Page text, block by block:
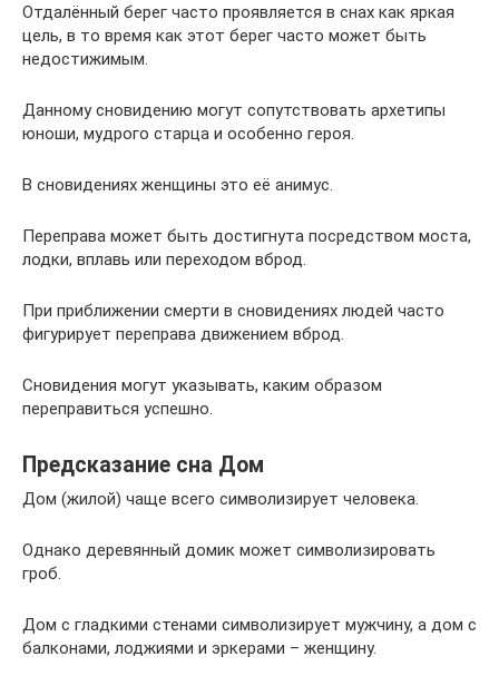
Отдалённый берег часто проявляется в снах как яркая
цель, в то время как этот берег часто может быть
недостижимым.
Данному сновидению могут сопутствовать архетипы
юноши, мудрого старца и особенно героя.
В сновидениях женщины это её анимус.
Переправа может быть достигнута посредством моста,
лодки, вплавь или переходом вброд.
При приближении смерти в сновидениях людей часто
фигурирует переправа движением вброд.
Сновидения могут указывать, каким образом
переправиться успешно.
Предсказание сна Дом
Дом (жилой) чаще всего символизирует человека.
Однако деревянный домик может символизировать
гроб.
Дом с гладкими стенами символизирует мужчину, а дом с
балконами, лоджиями и эркерами – женщину.